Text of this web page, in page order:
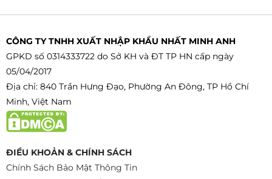
CÔNG TY TNHH XUẤT NHẬP KHẨU NHẤT MINH ANH
GPKD số 0314333722 do Sở KH và ĐT TP HN cấp ngày
05/04/2017
Địa chỉ: 840 Trần Hưng Đạo, Phường An Đông, TP Hồ Chí
Minh, Việt Nam
ĐIỀU KHOẢN & CHÍNH SÁCH
Chính Sách Bảo Mật Thông Tin